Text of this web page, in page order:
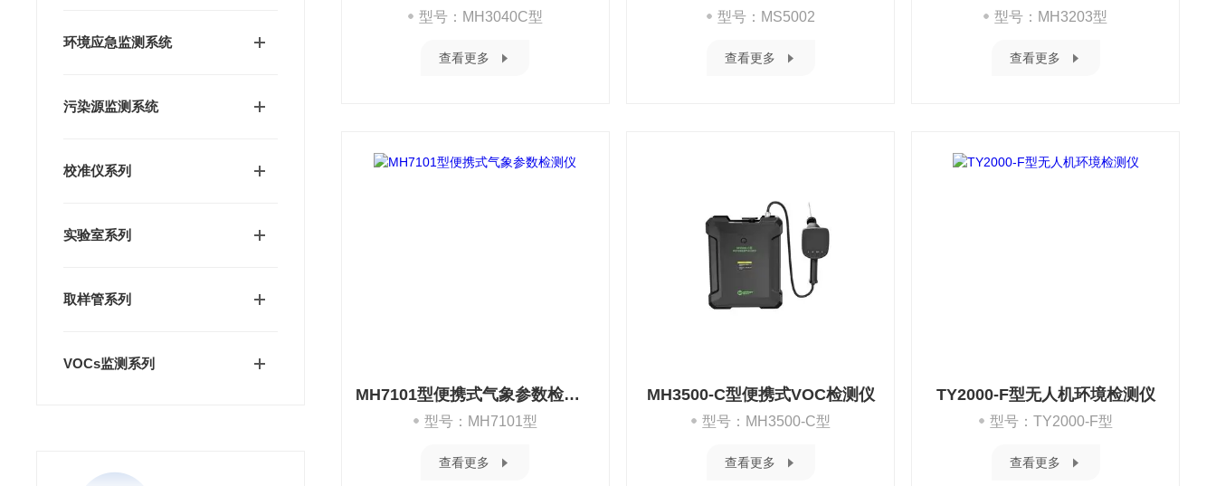
环境应急监测系统
污染源监测系统
校准仪系列
实验室系列
取样管系列
VOCs监测系列
型号：MH3040C型
查看更多
型号：MS5002
查看更多
型号：MH3203型
查看更多
MH7101型便携式气象参数检测仪
型号：MH7101型
查看更多
MH3500-C型便携式VOC检测仪
型号：MH3500-C型
查看更多
TY2000-F型无人机环境检测仪
型号：TY2000-F型
查看更多